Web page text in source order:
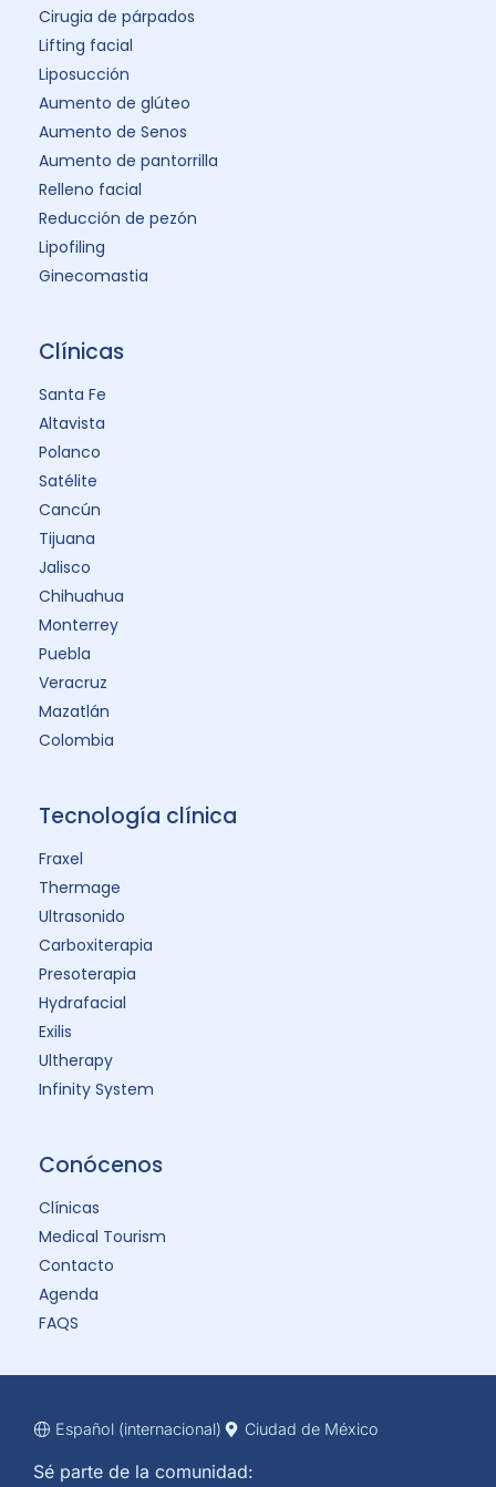
Cirugia de párpados
Lifting facial
Liposucción
Aumento de glúteo
Aumento de Senos
Aumento de pantorrilla
Relleno facial
Reducción de pezón
Lipofiling
Ginecomastia
Clínicas
Santa Fe
Altavista
Polanco
Satélite
Cancún
Tijuana
Jalisco
Chihuahua
Monterrey
Puebla
Veracruz
Mazatlán
Colombia
Tecnología clínica
Fraxel
Thermage
Ultrasonido
Carboxiterapia
Presoterapia
Hydrafacial
Exilis
Ultherapy
Infinity System
Conócenos
Clínicas
Medical Tourism
Contacto
Agenda
FAQS
Español (internacional) Ciudad de México
Sé parte de la comunidad: